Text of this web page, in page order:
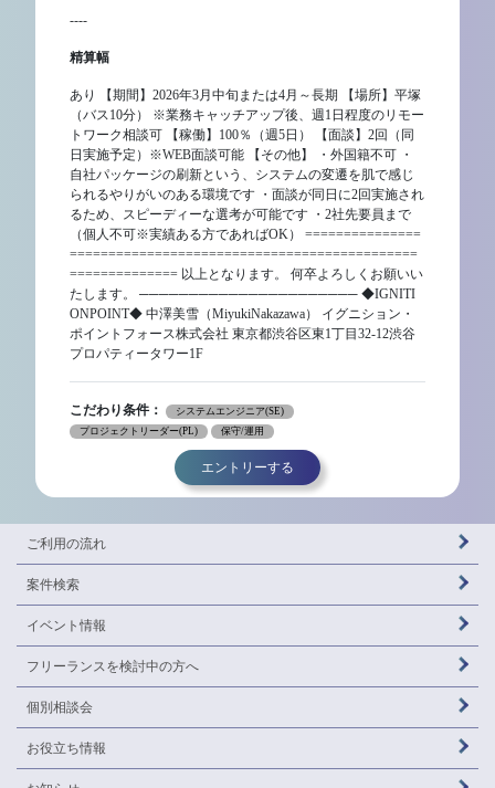
----
精算幅
あり 【期間】2026年3月中旬または4月～長期 【場所】平塚
（バス10分） ※業務キャッチアップ後、週1日程度のリモー
トワーク相談可 【稼働】100％（週5日） 【面談】2回（同
日実施予定）※WEB面談可能 【その他】 ・外国籍不可 ・
自社パッケージの刷新という、システムの変遷を肌で感じ
られるやりがいのある環境です ・面談が同日に2回実施され
るため、スピーディーな選考が可能です ・2社先要員まで
（個人不可※実績ある方であればOK） ===============
=============================================
============== 以上となります。 何卒よろしくお願いい
たします。 ────────────────────── ◆IGNITI
ONPOINT◆ 中澤美雪（MiyukiNakazawa） イグニション・
ポイントフォース株式会社 東京都渋谷区東1丁目32-12渋谷
プロパティータワー1F
こだわり条件：
システムエンジニア(SE)
プロジェクトリーダー(PL)
保守/運用
エントリーする
ご利用の流れ
案件検索
イベント情報
フリーランスを検討中の方へ
個別相談会
お役立ち情報